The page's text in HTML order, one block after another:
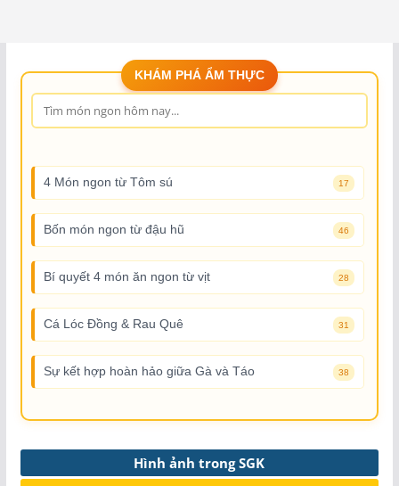
KHÁM PHÁ ẨM THỰC
4 Món ngon từ Tôm sú 17
Bốn món ngon từ đậu hũ 46
Bí quyết 4 món ăn ngon từ vịt 28
Cá Lóc Đồng & Rau Quê 31
Sự kết hợp hoàn hảo giữa Gà và Táo 38
Hình ảnh trong SGK